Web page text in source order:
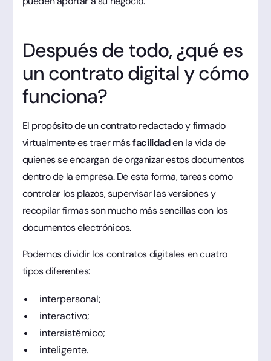
Después de todo, ¿qué es
un contrato digital y cómo
funciona?
El propósito de un contrato redactado y firmado
virtualmente es traer másfacilidaden la vida de
quienes se encargan de organizar estos documentos
dentro de la empresa. De esta forma, tareas como
controlar los plazos, supervisar las versiones y
recopilar firmas son mucho más sencillas con los
documentos electrónicos.
Podemos dividir los contratos digitales en cuatro
tipos diferentes:
interpersonal;
interactivo;
intersistémico;
inteligente.